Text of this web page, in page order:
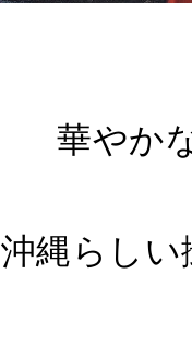
華やか
沖縄らし